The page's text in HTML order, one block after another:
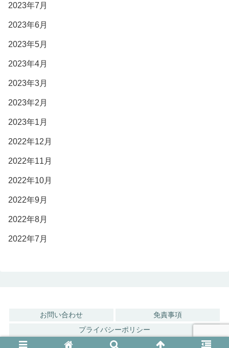
2023年7月
2023年6月
2023年5月
2023年4月
2023年3月
2023年2月
2023年1月
2022年12月
2022年11月
2022年10月
2022年9月
2022年8月
2022年7月
お問い合わせ
免責事項
プライバシーポリシー